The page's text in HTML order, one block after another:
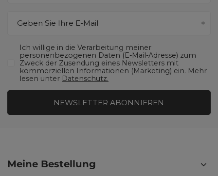
Geben Sie Ihre E-Mail
Ich willige in die Verarbeitung meiner
personenbezogenen Daten (E-Mail-Adresse) zum
Zweck der Zusendung eines Newsletters mit
kommerziellen Informationen (Marketing) ein. Mehr
lesen unter Datenschutz.
NEWSLETTER ABONNIEREN
Meine Bestellung